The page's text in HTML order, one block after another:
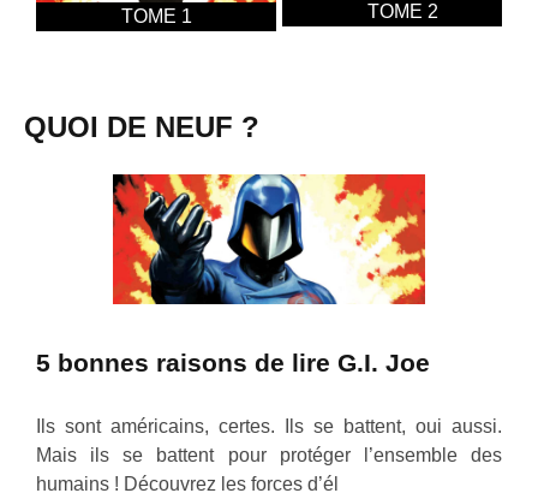
TOME 1 TOME 2
QUOI DE NEUF ?
5 bonnes raisons de lire G.I. Joe
Ils sont américains, certes. Ils se battent, oui aussi.
Mais ils se battent pour protéger l’ensemble des
humains ! Découvrez les forces d’él